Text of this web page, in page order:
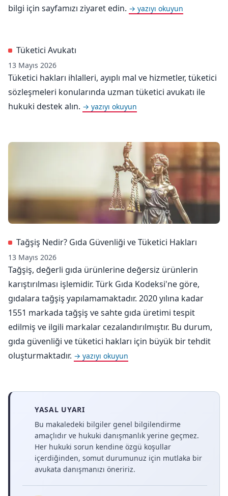
bilgi için sayfamızı ziyaret edin. → yazıyı okuyun
Tüketici Avukatı
13 Mayıs 2026
Tüketici hakları ihlalleri, ayıplı mal ve hizmetler, tüketici
sözleşmeleri konularında uzman tüketici avukatı ile
hukuki destek alın. → yazıyı okuyun
Tağşiş Nedir? Gıda Güvenliği ve Tüketici Hakları
13 Mayıs 2026
Tağşiş, değerli gıda ürünlerine değersiz ürünlerin
karıştırılması işlemidir. Türk Gıda Kodeksi'ne göre,
gıdalara tağşiş yapılamamaktadır. 2020 yılına kadar
1551 markada tağşiş ve sahte gıda üretimi tespit
edilmiş ve ilgili markalar cezalandırılmıştır. Bu durum,
gıda güvenliği ve tüketici hakları için büyük bir tehdit
oluşturmaktadır. → yazıyı okuyun
YASAL UYARI
Bu makaledeki bilgiler genel bilgilendirme
amaçlıdır ve hukuki danışmanlık yerine geçmez.
Her hukuki sorun kendine özgü koşullar
içerdiğinden, somut durumunuz için mutlaka bir
avukata danışmanızı öneririz.